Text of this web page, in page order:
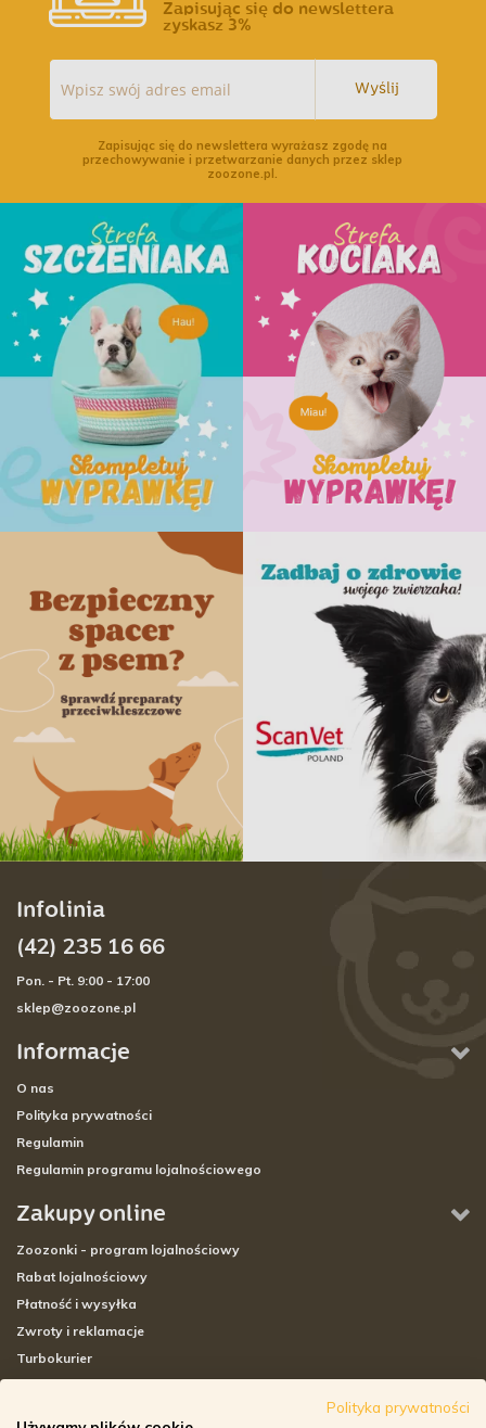
Zapisując się do newslettera
zyskasz 3%
Wyślij
Zapisując się do newslettera wyrażasz zgodę na
przechowywanie i przetwarzanie danych przez sklep
zoozone.pl.
Informacje
O nas
Polityka prywatności
Regulamin
Regulamin programu lojalnościowego
Zakupy online
Zoozonki - program lojalnościowy
Rabat lojalnościowy
Płatność i wysyłka
Zwroty i reklamacje
Turbokurier
Infolinia
(42) 235 16 66
Pon. - Pt. 9:00 - 17:00
sklep@zoozone.pl
Polityka prywatności